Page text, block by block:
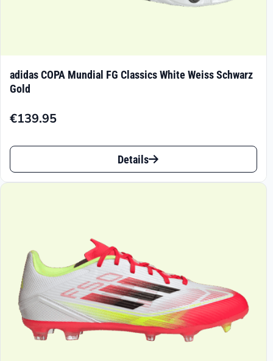
adidas COPA Mundial FG Classics White Weiss Schwarz
Gold
€139.95
Dieses
Produkt
auf.
Die
Optionen
können
Details